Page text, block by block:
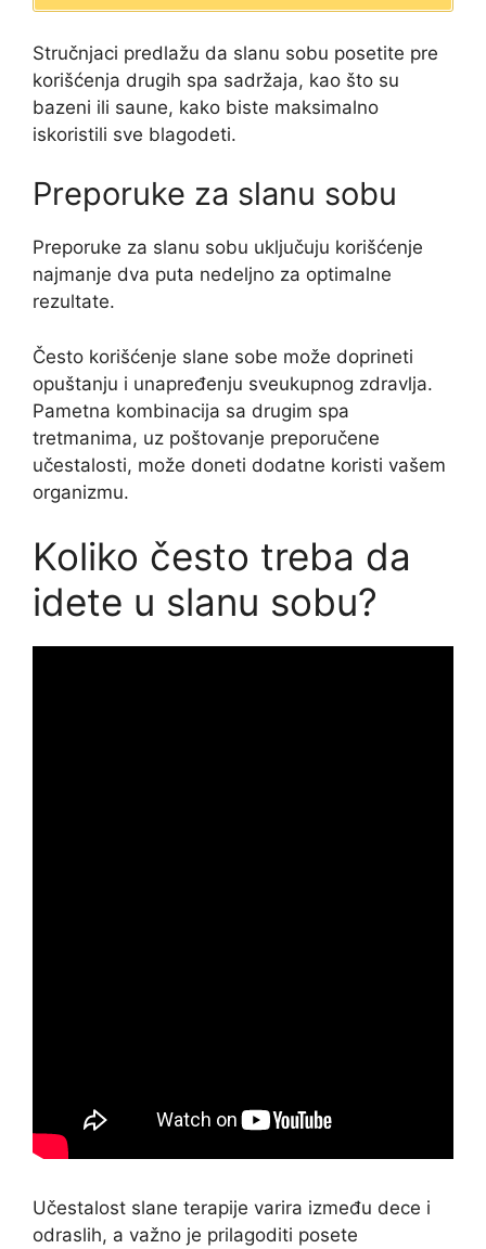
Stručnjaci predlažu da slanu sobu posetite pre
korišćenja drugih spa sadržaja, kao što su
bazeni ili saune, kako biste maksimalno
iskoristili sve blagodeti.
Preporuke za slanu sobu
Preporuke za slanu sobu uključuju korišćenje
najmanje dva puta nedeljno za optimalne
rezultate.
Često korišćenje slane sobe može doprineti
opuštanju i unapređenju sveukupnog zdravlja.
Pametna kombinacija sa drugim spa
tretmanima, uz poštovanje preporučene
učestalosti, može doneti dodatne koristi vašem
organizmu.
Koliko često treba da
idete u slanu sobu?
Učestalost slane terapije varira između dece i
odraslih, a važno je prilagoditi posete